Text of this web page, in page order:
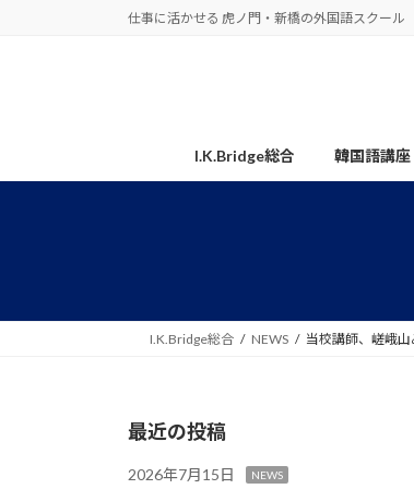
仕事に活かせる 虎ノ門・新橋の外国語スクール
I.K.Bridge総合 韓国語講座
I.K.Bridge総合 NEWS 当校講師、嵯峨山
最近の投稿
2026年7月15日 NEWS